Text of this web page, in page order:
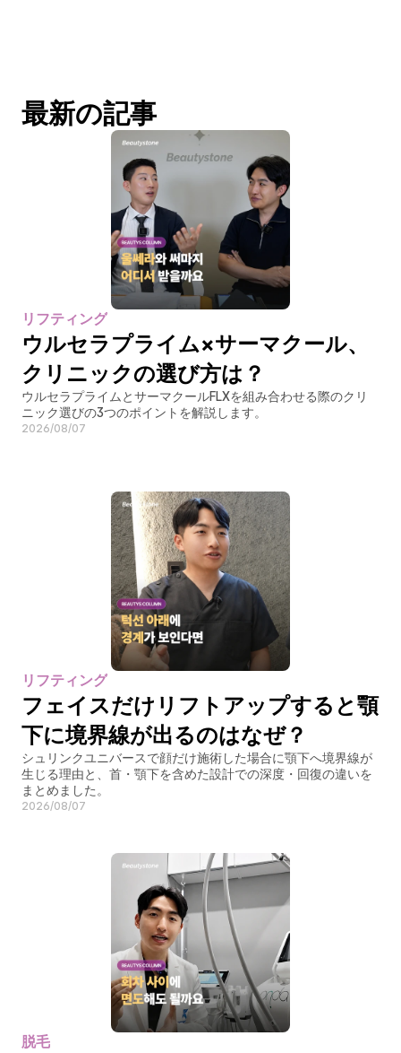
最新の記事
リフティング
ウルセラプライム×サーマクール、
クリニックの選び方は？
ウルセラプライムとサーマクールFLXを組み合わせる際のクリ
ニック選びの3つのポイントを解説します。
2026/08/07
リフティング
フェイスだけリフトアップすると顎
下に境界線が出るのはなぜ？
シュリンクユニバースで顔だけ施術した場合に顎下へ境界線が
生じる理由と、首・顎下を含めた設計での深度・回復の違いを
まとめました。
2026/08/07
脱毛